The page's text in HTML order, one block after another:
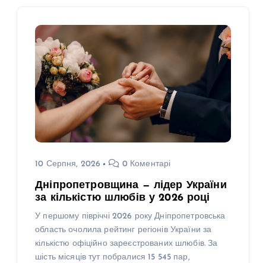
10 Серпня, 2026 0 Коментарі
Дніпропетровщина — лідер України
за кількістю шлюбів у 2026 році
У першому півріччі 2026 року Дніпропетровська
область очолила рейтинг регіонів України за
кількістю офіційно зареєстрованих шлюбів. За
шість місяців тут побралися 15 545 пар,